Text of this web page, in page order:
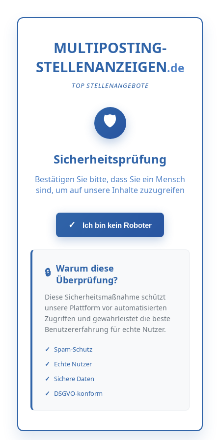
MULTIPOSTING-
STELLENANZEIGEN
TOP STELLENANGEBOTE
Sicherheitsprüfung
Bestätigen Sie bitte, dass Sie ein Mensch
sind, um auf unsere Inhalte zuzugreifen
✓ Ich bin kein Roboter
Warum diese
Überprüfung?
Diese Sicherheitsmaßnahme schützt
unsere Plattform vor automatisierten
Zugriffen und gewährleistet die beste
Benutzererfahrung für echte Nutzer.
Spam-Schutz
Echte Nutzer
Sichere Daten
DSGVO-konform